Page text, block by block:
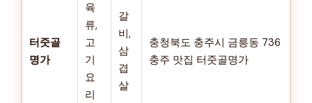
터줏골
명가
육
류,
고
기
요
리
갈
비,
삼
겹
살
충청북도 충주시 금릉동 736
충주 맛집 터줏골명가